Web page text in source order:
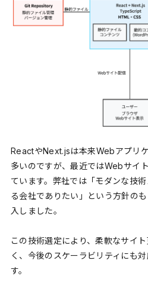
ReactやNext.jsは本来Webアプリ
多いのですが、最近ではWebサイ
ています。弊社では「モダンな技
る会社でありたい」という方針の
入しました。
この技術選定により、柔軟なサイ
く、今後のスケーラビリティにも
す。